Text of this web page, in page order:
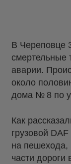
В Череповце
смертельные
аварии.
около
дома № 8 по
Как
грузовой
на пешехода,
части дороги